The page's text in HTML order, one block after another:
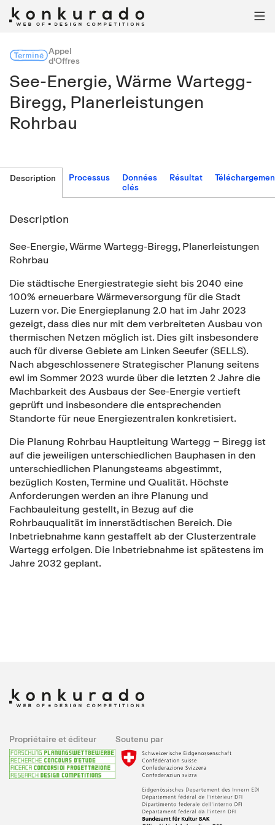

TerminéAppel
d'Offres
See-Energie, Wärme Wartegg-
Biregg, Planerleistungen
Rohrbau
Description Processus
Données
clés
Résultat
Description
See-Energie, Wärme Wartegg-Biregg, Planerleistungen
Rohrbau
Die städtische Energiestrategie sieht bis 2040 eine
100% erneuerbare Wärmeversorgung für die Stadt
Luzern vor. Die Energieplanung 2.0 hat im Jahr 2023
gezeigt, dass dies nur mit dem verbreiteten Ausbau von
thermischen Netzen möglich ist. Dies gilt insbesondere
auch für diverse Gebiete am Linken Seeufer (SELLS).
Nach abgeschlossenere Strategischer Planung seitens
ewl im Sommer 2023 wurde über die letzten 2 Jahre die
Machbarkeit des Ausbaus der See-Energie vertieft
geprüft und insbesondere die entsprechenden
Standorte für neue Energiezentralen konkretisiert.
Die Planung Rohrbau Hauptleitung Wartegg – Biregg ist
auf die jeweiligen unterschiedlichen Bauphasen in den
unterschiedlichen Planungsteams abgestimmt,
bezüglich Kosten, Termine und Qualität. Höchste
Anforderungen werden an ihre Planung und
Fachbauleitung gestellt, in Bezug auf die
Rohrbauqualität im innerstädtischen Bereich. Die
Inbetriebnahme kann gestaffelt ab der Clusterzentrale
Wartegg erfolgen. Die Inbetriebnahme ist spätestens im
Jahre 2032 geplant.
Propriétaire et éditeur Soutenu par